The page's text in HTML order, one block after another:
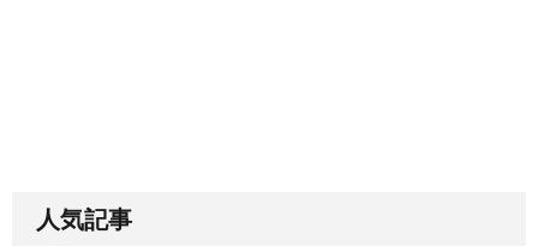
人気記事